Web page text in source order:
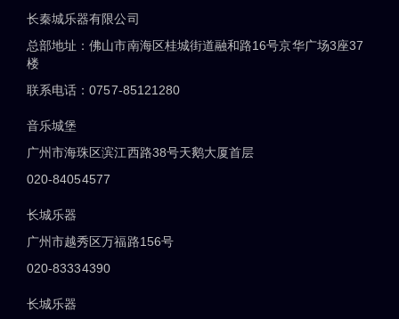
长秦城乐器有限公司
总部地址：佛山市南海区桂城街道融和路16号京华广场3座37
楼
联系电话：0757-85121280
音乐城堡
广州市海珠区滨江西路38号天鹅大厦首层
020-84054577
长城乐器
广州市越秀区万福路156号
020-83334390
长城乐器